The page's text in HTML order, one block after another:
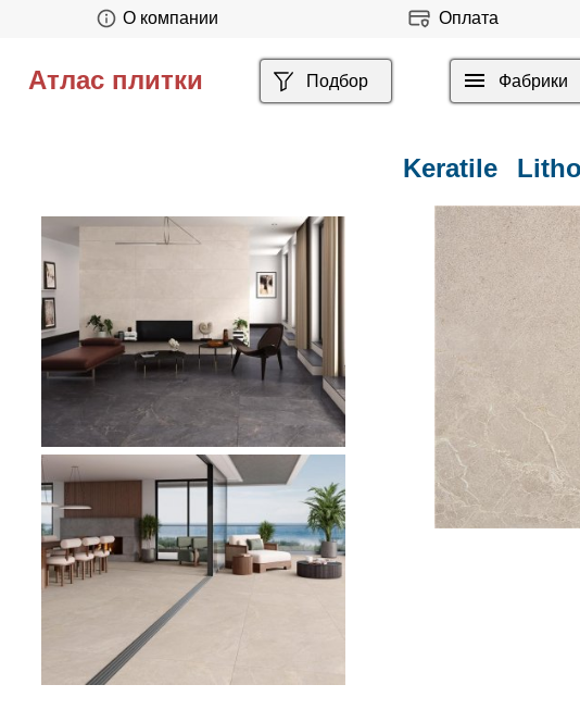
О компании Оплата
Атлас плитки Подбор Фабрики
Keratile